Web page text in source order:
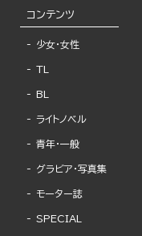
コンテンツ
少女・女性
TL
BL
ライトノベル
青年・一般
グラビア・写真集
モーター誌
SPECIAL